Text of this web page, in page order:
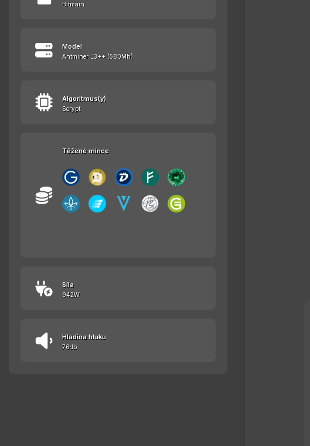
Bitmain
Model
Antminer L3++ (580Mh)
Algoritmus(y)
Scrypt
Těžené mince
Síla
942W
Hladina hluku
76db